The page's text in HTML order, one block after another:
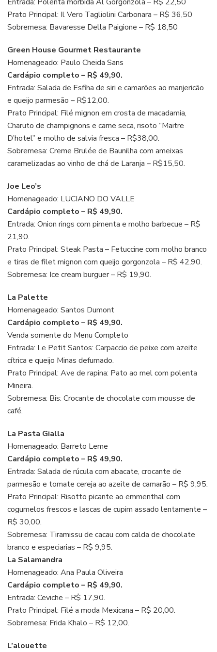
Prato Principal: Il Vero Tagliolini Carbonara – R$ 36,50
Sobremesa: Bavaresse Della Paigione – R$ 18,50
Green House Gourmet Restaurante
Homenageado: Paulo Cheida Sans
Cardápio completo – R$ 49,90.
Entrada: Salada de Esfiha de siri e camarões ao manjericão
e queijo parmesão – R$12,00.
Prato Principal: Filé mignon em crosta de macadamia,
Charuto de champignons e carne seca, risoto “Maitre
D’hotel” e molho de salvia fresca – R$38,00.
Sobremesa: Creme Brulée de Baunilha com ameixas
caramelizadas ao vinho de chá de Laranja – R$15,50.
Joe Leo’s
Homenageado: LUCIANO DO VALLE
Cardápio completo – R$ 49,90.
Entrada: Onion rings com pimenta e molho barbecue – R$
21,90.
Prato Principal: Steak Pasta – Fetuccine com molho branco
e tiras de filet mignon com queijo gorgonzola – R$ 42,90.
Sobremesa: Ice cream burguer – R$ 19,90.
La Palette
Homenageado: Santos Dumont
Cardápio completo – R$ 49,90.
Venda somente do Menu Completo
Entrada: Le Petit Santos: Carpaccio de peixe com azeite
cítrica e queijo Minas defumado.
Prato Principal: Ave de rapina: Pato ao mel com polenta
Mineira.
Sobremesa: Bis: Crocante de chocolate com mousse de
café.
La Pasta Gialla
Homenageado: Barreto Leme
Cardápio completo – R$ 49,90.
Entrada: Salada de rúcula com abacate, crocante de
parmesão e tomate cereja ao azeite de camarão – R$ 9,95.
Prato Principal: Risotto picante ao emmenthal com
cogumelos frescos e lascas de cupim assado lentamente –
R$ 30,00.
Sobremesa: Tiramissu de cacau com calda de chocolate
branco e especiarias – R$ 9,95.
La Salamandra
Homenageado: Ana Paula Oliveira
Cardápio completo – R$ 49,90.
Entrada: Ceviche – R$ 17,90.
Prato Principal: Filé a moda Mexicana – R$ 20,00.
Sobremesa: Frida Khalo – R$ 12,00.
L’alouette